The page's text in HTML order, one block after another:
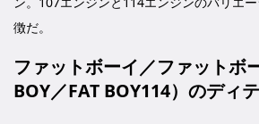
徴だ。
ファットボーイ／ファットボ
BOY／FAT BOY114）のディ